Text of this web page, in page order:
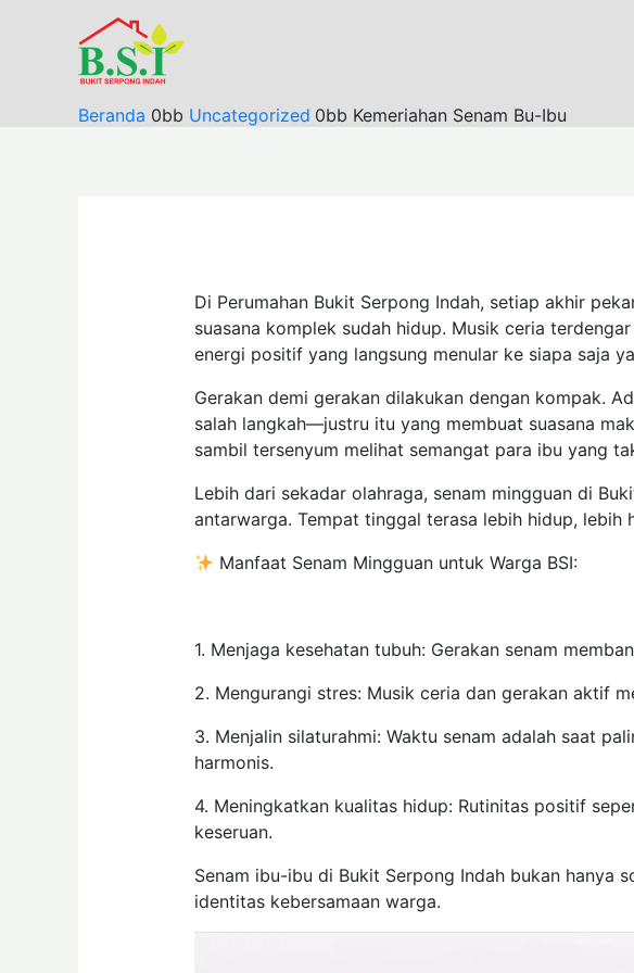
Beranda Uncategorized Kemeriahan Senam Bu-Ibu
Di Perumahan Bukit Serpong Indah, setiap akhir
suasana komplek sudah hidup. Musik ceria
energi positif yang langsung menular ke siapa saja
Gerakan demi gerakan dilakukan dengan kompak.
salah langkah—justru itu yang membuat suasana
sambil tersenyum melihat semangat para ibu yang
Lebih dari sekadar olahraga, senam mingguan di
antarwarga. Tempat tinggal terasa lebih hidup, lebih
Manfaat Senam Mingguan untuk Warga BSI:
1. Menjaga kesehatan tubuh: Gerakan senam
2. Mengurangi stres: Musik ceria dan gerakan aktif
3. Menjalin silaturahmi: Waktu senam adalah saat
harmonis.
4. Meningkatkan kualitas hidup: Rutinitas positif
keseruan.
Senam ibu-ibu di Bukit Serpong Indah bukan hanya
identitas kebersamaan warga.